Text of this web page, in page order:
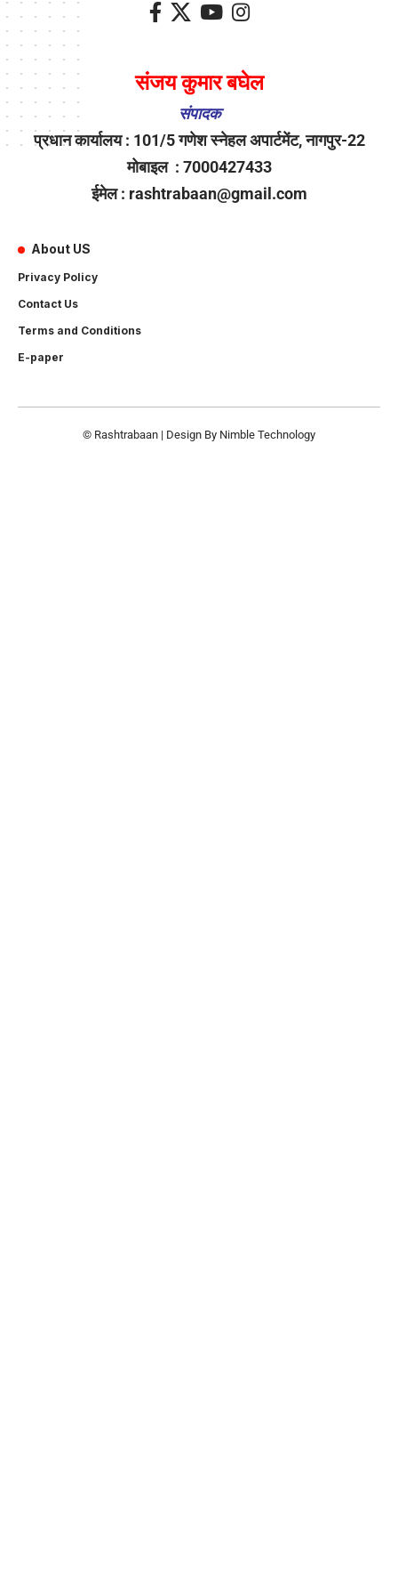
संजय कुमार बघेल
संपादक
प्रधान कार्यालय : 101/5 गणेश स्नेहल अपार्टमेंट, नागपुर-22
मोबाइल : 7000427433
ईमेल : rashtrabaan@gmail.com
About US
Privacy Policy
Contact Us
Terms and Conditions
E-paper
© Rashtrabaan | Design By Nimble Technology